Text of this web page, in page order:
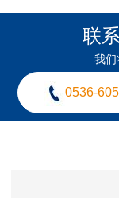
联
我们
0536-